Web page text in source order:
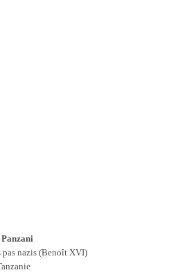
Panzani
pas nazis (Benoît XVI)